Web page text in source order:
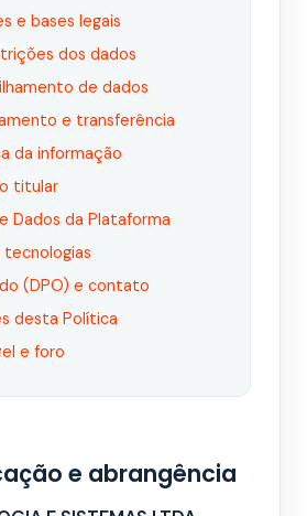
e bases legais
dos dados
de dados
e transferência
da informação
titular
Dados da Plataforma
tecnologias
(DPO) e contato
desta Política
e foro
e abrangência